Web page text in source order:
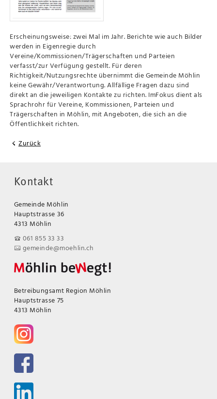
Erscheinungsweise: zwei Mal im Jahr. Berichte wie auch Bilder
werden in Eigenregie durch
Vereine/Kommissionen/Trägerschaften und Parteien
verfasst/zur Verfügung gestellt. Für deren
Richtigkeit/Nutzungsrechte übernimmt die Gemeinde Möhlin
keine Gewähr/Verantwortung. Allfällige Fragen dazu sind
direkt an die jeweiligen Kontakte zu richten. ImFokus dient als
Sprachrohr für Vereine, Kommissionen, Parteien und
Trägerschaften in Möhlin, mit Angeboten, die sich an die
Öffentlichkeit richten.
Zurück
Kontakt
Gemeinde Möhlin
Hauptstrasse 36
4313 Möhlin
061 855 33 33
gemeinde@moehlin.ch
Betreibungsamt Region Möhlin
Hauptstrasse 75
4313 Möhlin